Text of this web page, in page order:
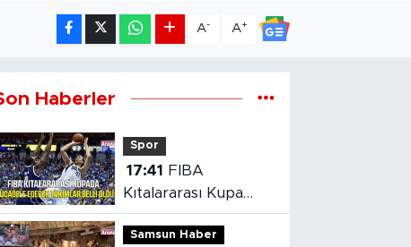
A- A+
Haberler
Spor
17:41
Kıtalararası Kupa
2026’da mücadele
edecek takımlar
Samsun Haber